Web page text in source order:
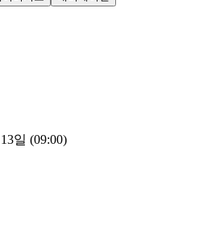
일 (09:00)